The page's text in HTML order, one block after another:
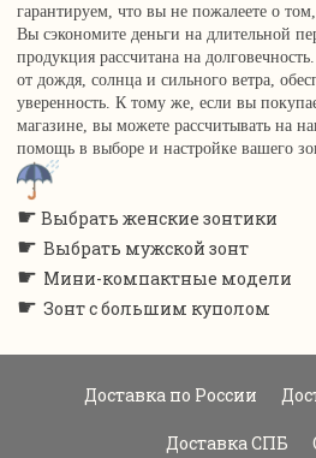
гарантируем, что вы не пожалеете о
Вы сэкономите деньги на длительной
продукция рассчитана на
от дождя, солнца и сильного ветра,
уверенность. К тому же, если вы
магазине, вы можете рассчитывать на
помощь в выборе и настройке вашего
☛ Выбрать женские зонтики
☛ Выбрать мужской зонт
☛ Мини-компактные модели
☛ Зонт с большим куполом
Доставка по России
Доставка СПБ